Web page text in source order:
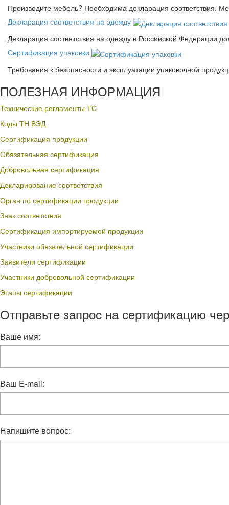
Производите мебель? Необходима декларация соответствия.
Декларация соответствия на одежду
Декларация соответствия на одежду в Российской Федерации
Сертификация упаковки
Требования к безопасности и эксплуатации упаковочной
ПОЛЕЗНАЯ ИНФОРМАЦИЯ
Технические регламенты ТС
Коды ТН ВЭД
Сертификация продукции
Обязательная сертификация
Добровольная сертификация
Декларирование соответствия
Орган по сертификации продукции
Знак соответствия
Сертификация импортируемой продукции
Участники обязательной сертификации
Заявители сертификации
Участники добровольной сертификации
Этапы сертификации
Отправьте запрос на сертификацию
Ваше имя:
Ваш E-mail:
Напишите вопрос: